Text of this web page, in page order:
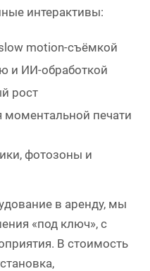
интерактивы:
motion-съёмкой
и ИИ-обработкой
рост
моментальной печати
фотозоны и
в аренду, мы
«под ключ», с
В стоимость